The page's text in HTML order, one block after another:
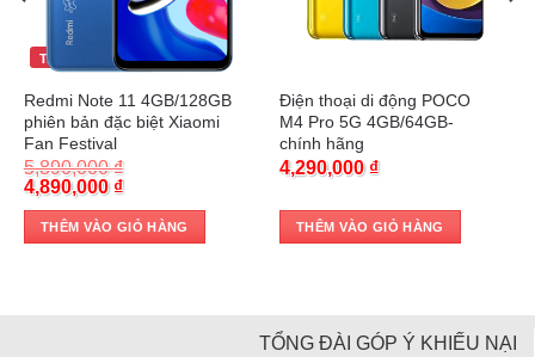
Trả góp 0%
Redmi Note 11 4GB/128GB
phiên bản đặc biệt Xiaomi
Fan Festival
5,890,000₫
Original
price
was:
5,890,000 ₫.
4,890,000 ₫Current
is:
4,890,000 ₫.
THÊM VÀO GIỎ HÀNG
Điện thoại di động POCO
M4 Pro 5G 4GB/64GB-
chính hãng
4,290,000 ₫
THÊM VÀO GIỎ HÀNG
TỔNG ĐÀI GÓP Ý KHIẾU NẠI